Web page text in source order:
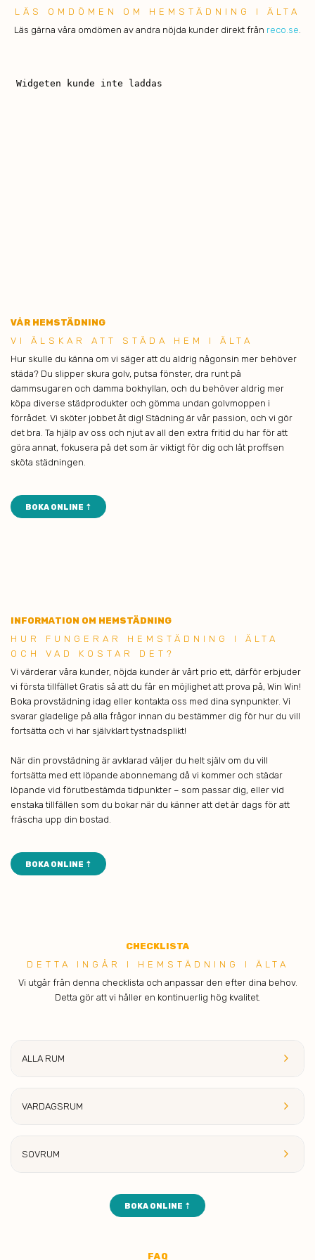
LÄS OMDÖMEN OM HEMSTÄDNING I ÄLTA
Läs gärna våra omdömen av andra nöjda kunder direkt från reco.se
VÅR HEMSTÄDNING
VI ÄLSK AR ATT STÄDA HEM I ÄLTA
Hur skulle du känna om vi säger att du aldrig någonsin mer behöver
städa? Du slipper skura golv, putsa fönster, dra runt på
dammsugaren och damma bokhyllan, och du behöver aldrig mer
köpa diverse städprodukter och gömma undan golvmoppen i
förrådet. Vi sköter jobbet åt dig! Städning är vår passion, och vi gör
det bra. Ta hjälp av oss och njut av all den extra fritid du har för att
göra annat, fokusera på det som är viktigt för dig och låt proffsen
sköta städningen.
BOKA ONLINE ⇡
INFORMATION OM HEMSTÄDNING
HUR FU NGERAR HEMSTÄDNING I ÄLTA
OCH VAD KOSTAR DET?
Vi värderar våra kunder, nöjda kunder är vårt prio ett, därför erbjuder
vi första tillfället Gratis så att du får en möjlighet att prova på, Win Win!
Boka provstädning idag eller kontakta oss med dina synpunkter. Vi
svarar gladelige på alla frågor innan du bestämmer dig för hur du vill
fortsätta och vi har självklart tystnadsplikt!
När din provstädning är avklarad väljer du helt själv om du vill
fortsätta med ett löpande abonnemang då vi kommer och städar
löpande vid förutbestämda tidpunkter – som passar dig, eller vid
enstaka tillfällen som du bokar när du känner att det är dags för att
fräscha upp din bostad.
BOKA ONLINE ⇡
CHECKLISTA
DETTA INGÅR I H EMSTÄDNING I ÄLTA
Vi utgår från denna checklista och anpassar den efter dina behov.
Detta gör att vi håller en kontinuerlig hög kvalitet.
keyboard_arrow_right
ALLA RUM
keyboard_arrow_right
VARDAGSRUM
keyboard_arrow_right
SOVRUM
BOKA ONLINE ⇡
FAQ